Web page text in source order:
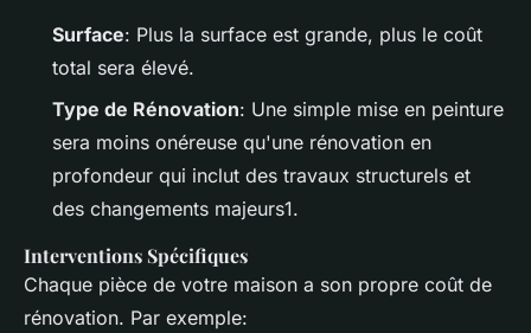
Surface: Plus la surface est grande, plus le coût
total sera élevé.
Type de Rénovation: Une simple mise en peinture
sera moins onéreuse qu'une rénovation en
profondeur qui inclut des travaux structurels et
des changements majeurs1.
Interventions Spécifiques
Chaque pièce de votre maison a son propre coût de
rénovation. Par exemple: